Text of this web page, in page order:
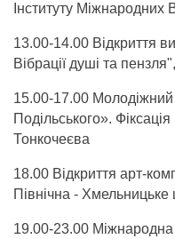
Інституту Міжнародних
13.00-14.00 Відкриття
Вібрації душі та
15.00-17.00
Подільського».
Тонкочеєва
18.00 Відкриття арт-
Північна -
19.00-23.00 Міжнародна